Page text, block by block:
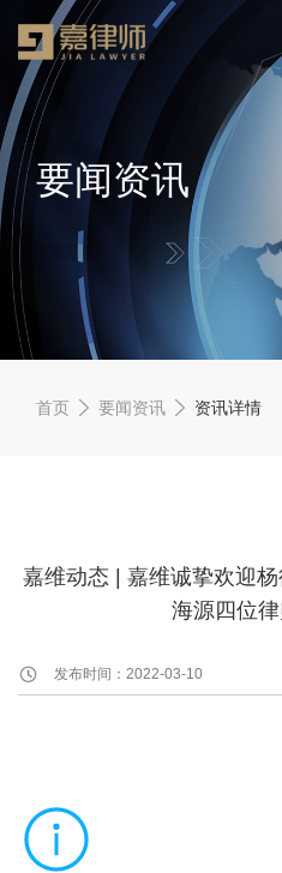
要闻资讯
首页 要闻资讯 资讯详情
嘉维动态 | 嘉维诚挚欢迎
海源四位
发布时间：2022-03-10